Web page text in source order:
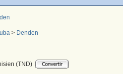
> Denden
(TND)